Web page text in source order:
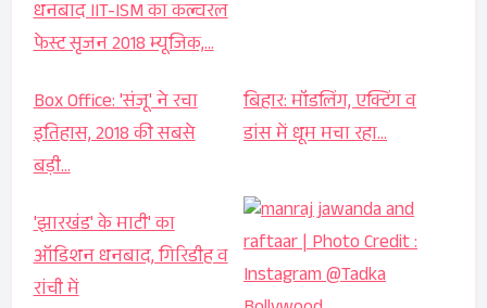
धनबाद IIT-ISM का कल्चरल
फेस्ट सृजन 2018 म्यूजिक,…
Box Office: 'संजू' ने रचा
इतिहास, 2018 की सबसे
बड़ी…
बिहार: मॉडलिंग, एक्टिंग व
डांस में धूम मचा रहा…
'झारखंड' के माटी' का
ऑडिशन धनबाद, गिरिडीह व
रांची में